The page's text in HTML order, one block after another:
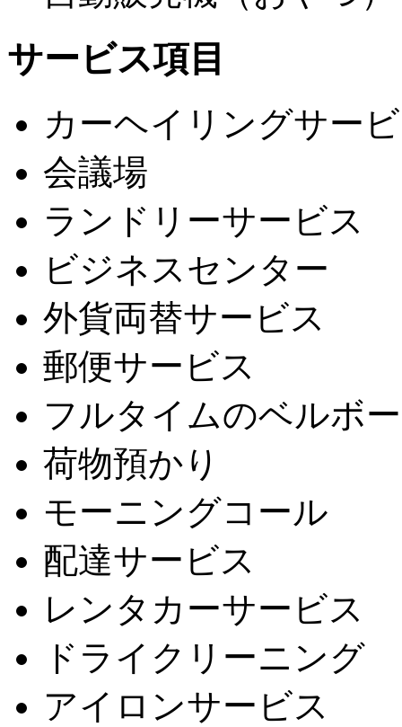
サービス項目
カーヘイリングサー
会議場
ランドリーサービス
ビジネスセンター
外貨両替サービス
郵便サービス
フルタイムのベルボ
荷物預かり
モーニングコール
配達サービス
レンタカーサービス
ドライクリーニング
アイロンサービス